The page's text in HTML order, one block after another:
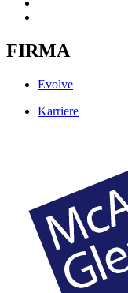
FIRMA
Evolve
Karriere